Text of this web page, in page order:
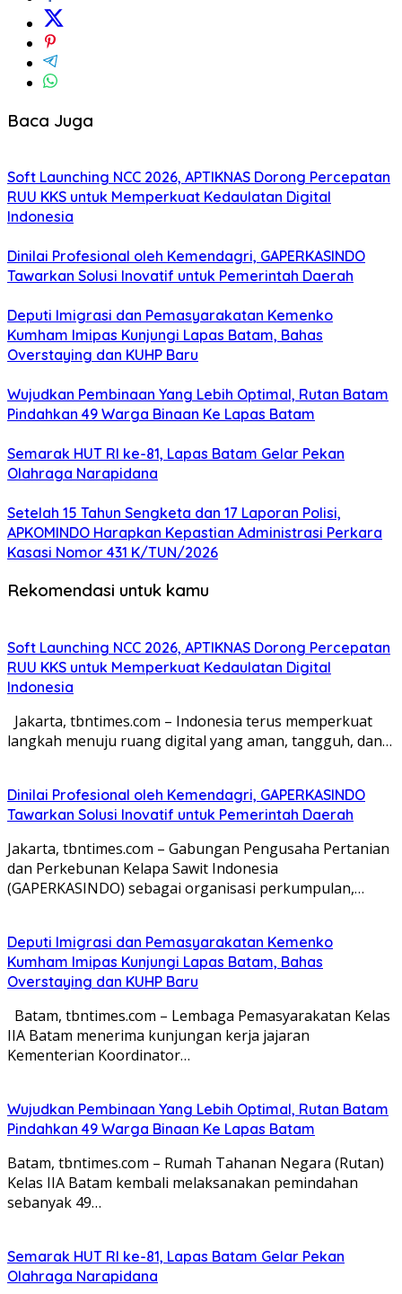
Baca Juga
Soft Launching NCC 2026, APTIKNAS Dorong Percepatan
RUU KKS untuk Memperkuat Kedaulatan Digital
Indonesia
Dinilai Profesional oleh Kemendagri, GAPERKASINDO
Tawarkan Solusi Inovatif untuk Pemerintah Daerah
Deputi Imigrasi dan Pemasyarakatan Kemenko
Kumham Imipas Kunjungi Lapas Batam, Bahas
Overstaying dan KUHP Baru
Wujudkan Pembinaan Yang Lebih Optimal, Rutan Batam
Pindahkan 49 Warga Binaan Ke Lapas Batam
Semarak HUT RI ke-81, Lapas Batam Gelar Pekan
Olahraga Narapidana
Setelah 15 Tahun Sengketa dan 17 Laporan Polisi,
APKOMINDO Harapkan Kepastian Administrasi Perkara
Kasasi Nomor 431 K/TUN/2026
Rekomendasi untuk kamu
Soft Launching NCC 2026, APTIKNAS Dorong Percepatan
RUU KKS untuk Memperkuat Kedaulatan Digital
Indonesia
Jakarta, tbntimes.com – Indonesia terus memperkuat
langkah menuju ruang digital yang aman, tangguh, dan…
Dinilai Profesional oleh Kemendagri, GAPERKASINDO
Tawarkan Solusi Inovatif untuk Pemerintah Daerah
Jakarta, tbntimes.com – Gabungan Pengusaha Pertanian
dan Perkebunan Kelapa Sawit Indonesia
(GAPERKASINDO) sebagai organisasi perkumpulan,…
Deputi Imigrasi dan Pemasyarakatan Kemenko
Kumham Imipas Kunjungi Lapas Batam, Bahas
Overstaying dan KUHP Baru
Batam, tbntimes.com – Lembaga Pemasyarakatan Kelas
IIA Batam menerima kunjungan kerja jajaran
Kementerian Koordinator…
Wujudkan Pembinaan Yang Lebih Optimal, Rutan Batam
Pindahkan 49 Warga Binaan Ke Lapas Batam
Batam, tbntimes.com – Rumah Tahanan Negara (Rutan)
Kelas IIA Batam kembali melaksanakan pemindahan
sebanyak 49…
Semarak HUT RI ke-81, Lapas Batam Gelar Pekan
Olahraga Narapidana